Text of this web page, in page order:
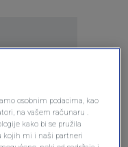
osobnim podacima, kao
na vašem računaru .
kako bi se pružila
kojih mi i naši partneri